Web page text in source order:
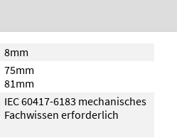
8mm
75mm
81mm
IEC 60417-6183 mechanisches
Fachwissen erforderlich